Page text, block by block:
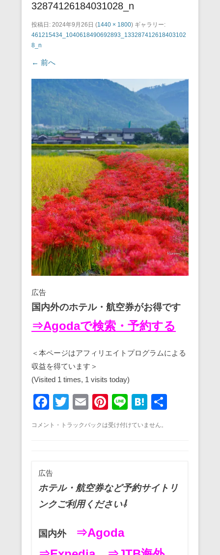
32874126184031028_n
投稿日: 2024年9月26日 (1440 × 1800) ギャラリー:
461215434_1040618490692893_133287412618403102
8_n
← 前へ
広告
国内外のホテル・航空券がお得です
⇒Agodaで検索・予約する
＜本ページはアフィリエイトプログラムによる
収益を得ています＞
(Visited 1 times, 1 visits today)
F
c
b
o
o
k
T
tt
E
ail
Pi
nt
er
Li
e
H
e
コメント・トラックバックは受け付けていません。
広告
ホテル・航空券など予約サイトリ
ンクご利用ください⇩
国内外
⇒Agoda